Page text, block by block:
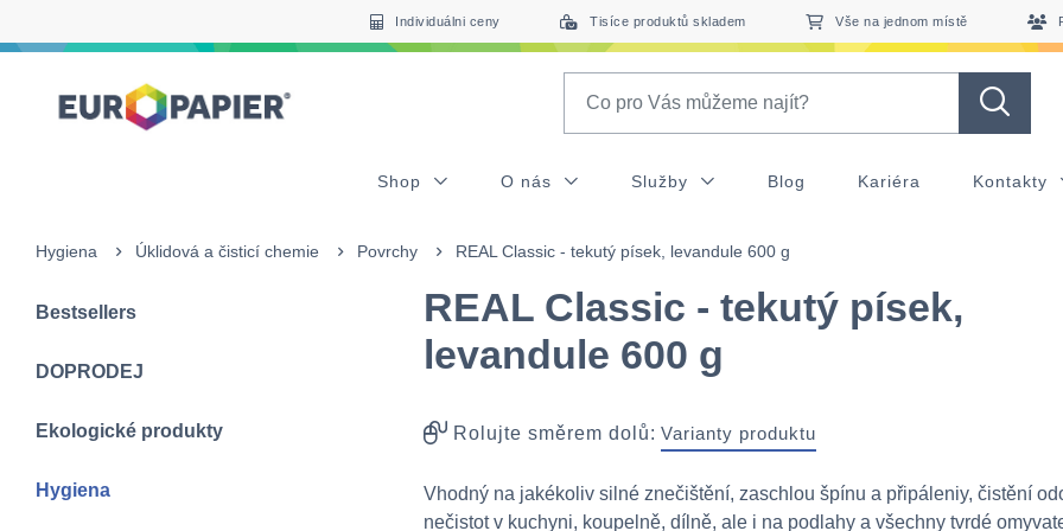
Individuálni ceny Tisíce produktů skladem Vše na jednom místě
Shop O nás Služby Blog Kariéra Kontakty
Hygiena Úklidová a čisticí chemie Povrchy REAL Classic - tekutý písek, levandule 600 g
Bestsellers
DOPRODEJ
Ekologické produkty
Hygiena
REAL Classic - tekutý písek,
levandule 600 g
Rolujte směrem dolů: Varianty produktu
Vhodný na jakékoliv silné znečištění, zaschlou špínu a připáleniy, čistění
nečistot v kuchyni, koupelně, dílně, ale i na podlahy a všechny tvrdé